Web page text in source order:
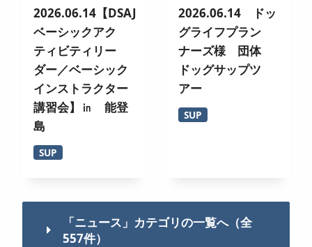
2026.06.14【DSAJ
ベーシックアク
ティビティリー
ダー／ベーシック
インストラクター
講習会】㏌ 能登
島
SUP
2026.06.14 ドッ
グライフプラン
ナーズ様 団体
ドッグサップツ
アー
SUP
「ニュース」カテゴリの一覧へ（全
557件）